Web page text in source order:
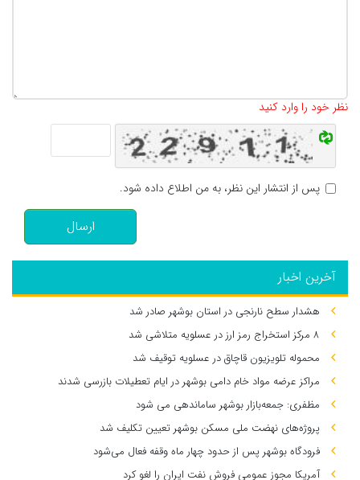
نظر خود را وارد کنید
پس از انتشار این نظر، به من اطلاع داده شود.
ارسال
آخرین اخبار
هشدار سطح نارنجی در استان بوشهر صادر شد
۸ مرکز استخراج رمز ارز در عسلویه متلاشی شد
محموله تلویزیون قاچاق در عسلویه توقیف شد
مراکز عرضه مواد خام دامی بوشهر در ایام تعطیلات بازرسی شدند
مظفری: جمعه‌بازار بوشهر ساماندهی می‌ شود
پروژه‌های نهضت ملی مسکن بوشهر تعیین تکلیف شد
فرودگاه بوشهر پس از حدود چهار ماه وقفه فعال می‌شود
آمریکا مجوز عمومی فروش نفت ایران را لغو کرد